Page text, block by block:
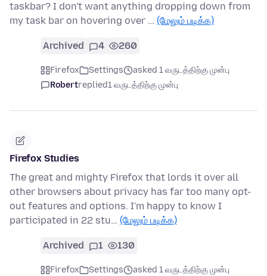
taskbar? I don't want anything dropping down from
my task bar on hovering over … (மேலும் படிக்க)
Archived 4 260
Firefox Settings
asked 1 வருடத்திற்கு முன்பு
Robertreplied1 வருடத்திற்கு முன்பு
Firefox Studies
The great and mighty Firefox that lords it over all
other browsers about privacy has far too many opt-
out features and options. I'm happy to know I
participated in 22 stu… (மேலும் படிக்க)
Archived 1 130
Firefox Settings
asked 1 வருடத்திற்கு முன்பு